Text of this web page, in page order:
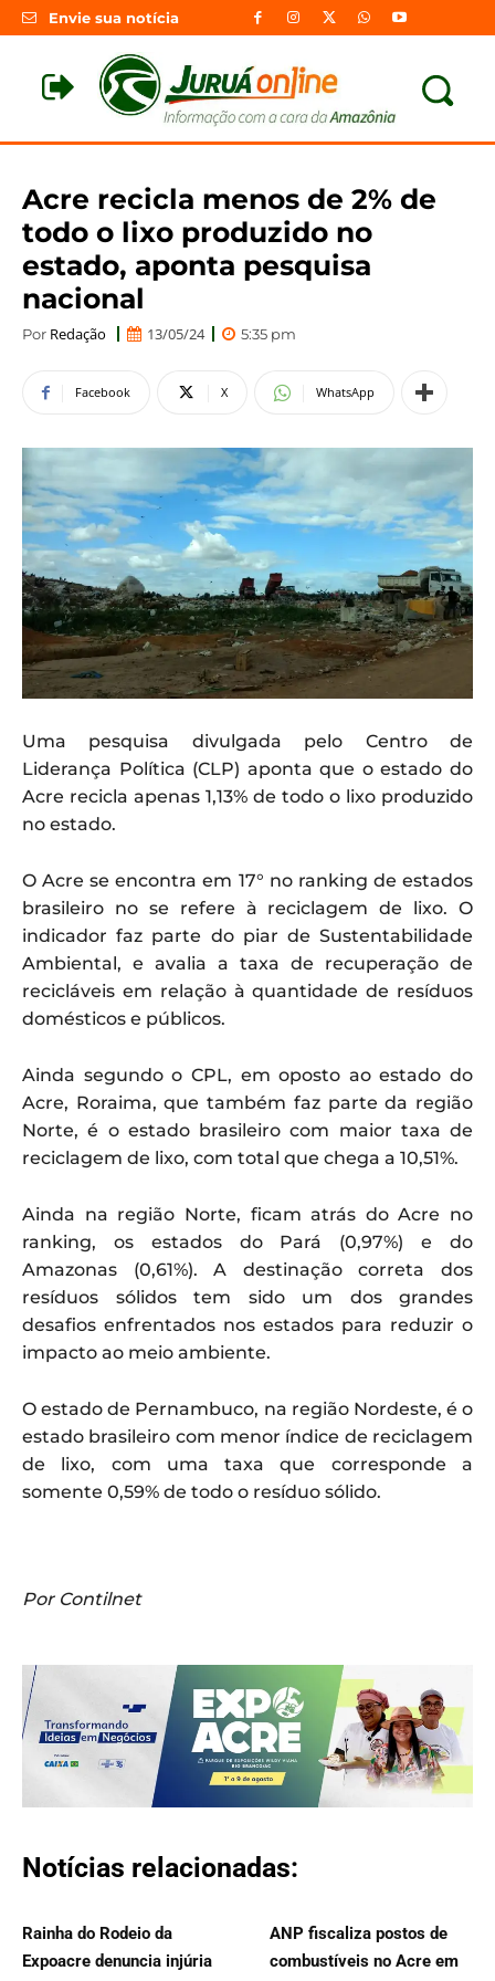
Envie sua notícia
Acre recicla menos de 2% de
todo o lixo produzido no
estado, aponta pesquisa
nacional
Por Redação 13/05/24 5:35 pm
Facebook X WhatsApp
Uma pesquisa divulgada pelo Centro de
Liderança Política (CLP) aponta que o estado do
Acre recicla apenas 1,13% de todo o lixo produzido
no estado.
O Acre se encontra em 17° no ranking de estados
brasileiro no se refere à reciclagem de lixo. O
indicador faz parte do piar de Sustentabilidade
Ambiental, e avalia a taxa de recuperação de
recicláveis em relação à quantidade de resíduos
domésticos e públicos.
Ainda segundo o CPL, em oposto ao estado do
Acre, Roraima, que também faz parte da região
Norte, é o estado brasileiro com maior taxa de
reciclagem de lixo, com total que chega a 10,51%.
Ainda na região Norte, ficam atrás do Acre no
ranking, os estados do Pará (0,97%) e do
Amazonas (0,61%). A destinação correta dos
resíduos sólidos tem sido um dos grandes
desafios enfrentados nos estados para reduzir o
impacto ao meio ambiente.
O estado de Pernambuco, na região Nordeste, é o
estado brasileiro com menor índice de reciclagem
de lixo, com uma taxa que corresponde a
somente 0,59% de todo o resíduo sólido.
Por Contilnet
Notícias relacionadas:
Rainha do Rodeio da
Expoacre denuncia injúria
ANP fiscaliza postos de
combustíveis no Acre em